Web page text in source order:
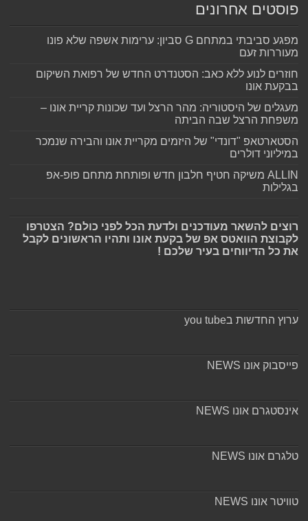
פוסטים אחרונים
מפגע סביבתי במתחם G סביון: ערימות אשפה שלא פונו
מעוררות זעם
חוזרים לנוע ללא כאב: הסטנדרט החדש של רפואת השיקום
בבקעת אונו
מעגלים של היסטוריה: מהר הרצל ועד שכונות קריית אונו –
משפחת הרצל שבה הביתה
הסטארטאפ "דונדי" של היזמים מקריית אונו והבירה שנמכר
במיליוני דולרים
ALLIN משיקה חטיף חלבון חדש ופותחת מתחם פופ-אפ
בגלילות
רוצים להשאר מעודכנים ולדעת הכל לפני כולם? הצטרפו
לקבוצת הוואטס אפ של בקעת אונו ותהיו הראשונים לקבל
את כל הדיווחים בעיר שלכם !
ערוץ החדשות בyou tube
פייסבוק אונו NEWS
אינסטגרם אונו NEWS
טלגרם אונו NEWS
טוויטר אונו NEWS